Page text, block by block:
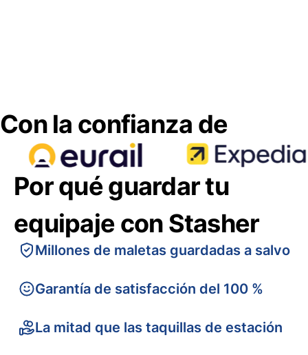
Con la confianza de
Por qué guardar tu
equipaje con Stasher
Millones de maletas guardadas a salvo
Garantía de satisfacción del 100 %
La mitad que las taquillas de estación